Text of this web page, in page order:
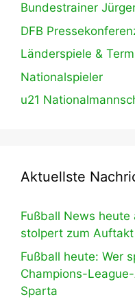
Bundestrainer
DFB
Länderspiele &
Nationalspieler
u21
Aktuellste
Fußball News
stolpert zum Auftakt
Fußball heute: Wer
Champions-
Sparta